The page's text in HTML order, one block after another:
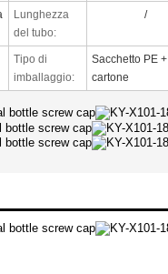
Lunghezza
del tubo:
/
Tipo di
imballaggio:
Sacchetto PE +
cartone